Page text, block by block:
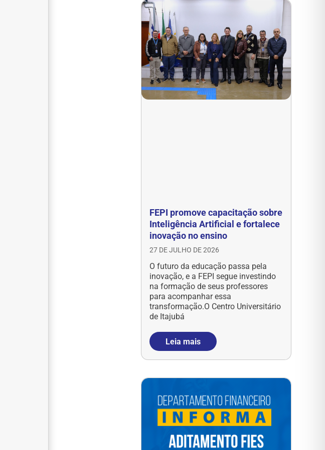
FEPI promove capacitação sobre
Inteligência Artificial e fortalece
inovação no ensino
27 DE JULHO DE 2026
O futuro da educação passa pela
inovação, e a FEPI segue investindo
na formação de seus professores
para acompanhar essa
transformação.O Centro Universitário
de Itajubá
Leia mais